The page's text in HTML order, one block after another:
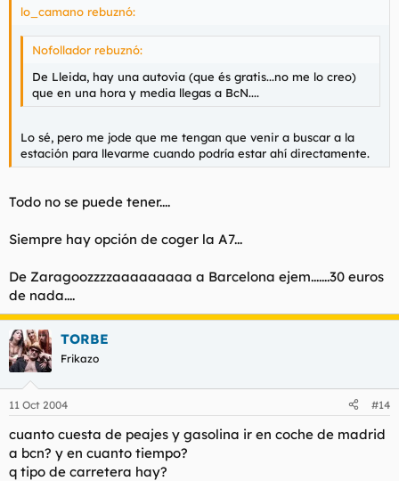
lo_camano rebuznó:
Nofollador rebuznó:
De Lleida, hay una autovia (que és gratis...no me lo creo)
que en una hora y media llegas a BcN....
Lo sé, pero me jode que me tengan que venir a buscar a la
estación para llevarme cuando podría estar ahí directamente.
Todo no se puede tener....
Siempre hay opción de coger la A7...
De Zaragoozzzzaaaaaaaaa a Barcelona ejem.......30 euros
de nada....
TORBE
Frikazo
11 Oct 2004 #14
cuanto cuesta de peajes y gasolina ir en coche de madrid
a bcn? y en cuanto tiempo?
q tipo de carretera hay?